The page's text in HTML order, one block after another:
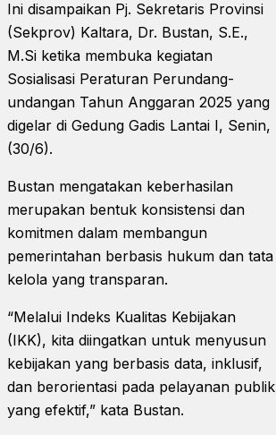
Ini disampaikan Pj. Sekretaris Provinsi
(Sekprov) Kaltara, Dr. Bustan, S.E.,
M.Si ketika membuka kegiatan
Sosialisasi Peraturan Perundang-
undangan Tahun Anggaran 2025 yang
digelar di Gedung Gadis Lantai I, Senin,
(30/6).
Bustan mengatakan keberhasilan
merupakan bentuk konsistensi dan
komitmen dalam membangun
pemerintahan berbasis hukum dan tata
kelola yang transparan.
“Melalui Indeks Kualitas Kebijakan
(IKK), kita diingatkan untuk menyusun
kebijakan yang berbasis data, inklusif,
dan berorientasi pada pelayanan publik
yang efektif,” kata Bustan.